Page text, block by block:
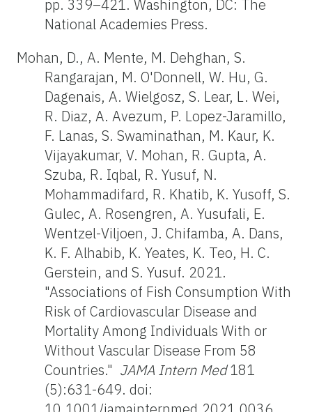
pp. 339–421. Washington, DC: The
National Academies Press.
Mohan, D., A. Mente, M. Dehghan, S.
Rangarajan, M. O'Donnell, W. Hu, G.
Dagenais, A. Wielgosz, S. Lear, L. Wei,
R. Diaz, A. Avezum, P. Lopez-Jaramillo,
F. Lanas, S. Swaminathan, M. Kaur, K.
Vijayakumar, V. Mohan, R. Gupta, A.
Szuba, R. Iqbal, R. Yusuf, N.
Mohammadifard, R. Khatib, K. Yusoff, S.
Gulec, A. Rosengren, A. Yusufali, E.
Wentzel-Viljoen, J. Chifamba, A. Dans,
K. F. Alhabib, K. Yeates, K. Teo, H. C.
Gerstein, and S. Yusuf. 2021.
"Associations of Fish Consumption With
Risk of Cardiovascular Disease and
Mortality Among Individuals With or
Without Vascular Disease From 58
Countries." JAMA Intern Med181
(5):631-649. doi: